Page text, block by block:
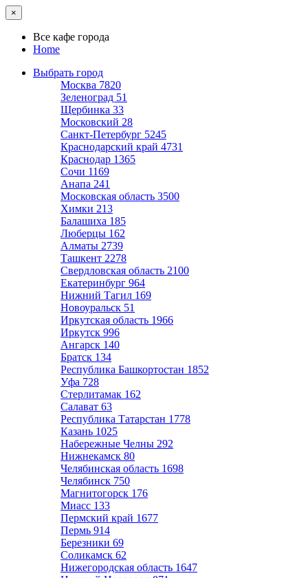
×
Все кафе города
Home
Выбрать город
Москва 7820
Зеленоград 51
Щербинка 33
Московский 28
Санкт-Петербург 5245
Краснодарский край 4731
Краснодар 1365
Сочи 1169
Анапа 241
Московская область 3500
Химки 213
Балашиха 185
Люберцы 162
Алматы 2739
Ташкент 2278
Свердловская область 2100
Екатеринбург 964
Нижний Тагил 169
Новоуральск 51
Иркутская область 1966
Иркутск 996
Ангарск 140
Братск 134
Республика Башкортостан 1852
Уфа 728
Стерлитамак 162
Салават 63
Республика Татарстан 1778
Казань 1025
Набережные Челны 292
Нижнекамск 80
Челябинская область 1698
Челябинск 750
Магнитогорск 176
Миасс 133
Пермский край 1677
Пермь 914
Березники 69
Соликамск 62
Нижегородская область 1647